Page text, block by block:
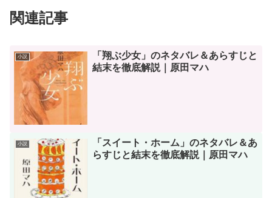
関連記事
小説
「翔ぶ少女」のネタバレ＆あらすじと
結末を徹底解説｜原田マハ
小説
「スイート・ホーム」のネタバレ＆あ
らすじと結末を徹底解説｜原田マハ